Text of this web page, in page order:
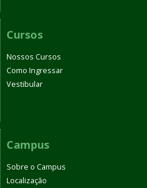
Cursos
Nossos Cursos
Como Ingressar
Vestibular
Campus
Sobre o Campus
Localização